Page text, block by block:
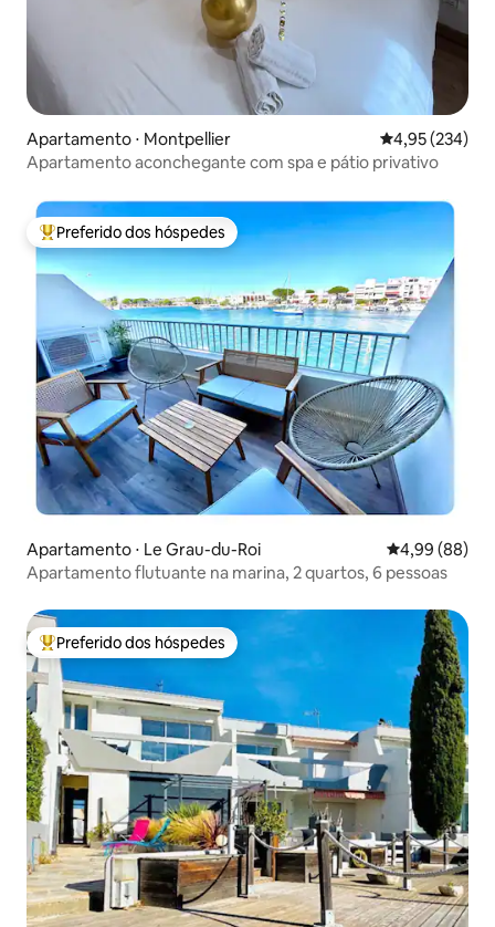
Apartamento ⋅ Montpellier 4,95 de uma
4,95 (234)
Apartamento aconchegante com spa e pátio privativo
Entre os melhores preferidos dos hóspedes
Preferido dos hóspedes
Apartamento ⋅ Le Grau-du-Roi 4,99 de uma
4,99 (88)
Apartamento flutuante na marina, 2 quartos, 6 pessoas
Entre os melhores preferidos dos hóspedes
Preferido dos hóspedes